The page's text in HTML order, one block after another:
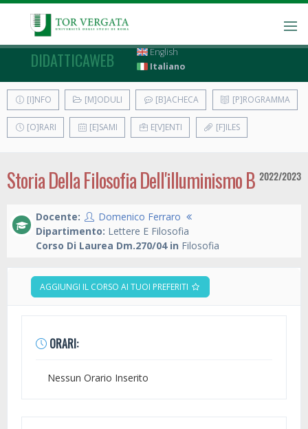
DIDATTICAWEB
English
Italiano
[I]NFO [M]ODULI [B]ACHECA [P]ROGRAMMA
[O]RARI [E]SAMI E[V]ENTI [F]ILES
Storia Della Filosofia Dell'illuminismo B 2022/2023
Docente:
Domenico Ferraro
Dipartimento: Lettere E Filosofia
Corso Di Laurea Dm.270/04 in Filosofia
AGGIUNGI IL CORSO AI TUOI PREFERITI
ORARI:
Nessun Orario Inserito